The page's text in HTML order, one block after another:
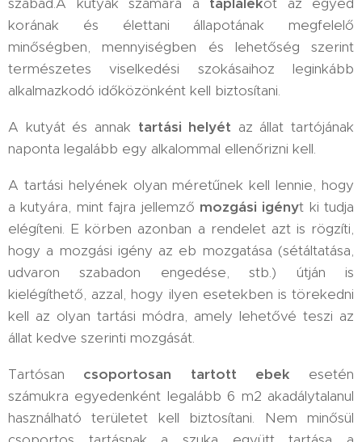
korának és élettani állapotának megfelelő
minőségben, mennyiségben és lehetőség szerint
természetes viselkedési szokásaihoz leginkább
alkalmazkodó időközönként kell biztosítani.
A kutyát és annak tartási helyét az állat tartójának
naponta legalább egy alkalommal ellenőrizni kell.
A tartási helyének olyan méretűnek kell lennie, hogy
a kutyára, mint fajra jellemző mozgási igényt ki tudja
elégíteni. E körben azonban a rendelet azt is rögzíti,
hogy a mozgási igény az eb mozgatása (sétáltatása,
udvaron szabadon engedése, stb.) útján is
kielégíthető, azzal, hogy ilyen esetekben is törekedni
kell az olyan tartási módra, amely lehetővé teszi az
állat kedve szerinti mozgását.
Tartósan csoportosan tartott ebek esetén
számukra egyedenként legalább 6 m2 akadálytalanul
használható területet kell biztosítani. Nem minősül